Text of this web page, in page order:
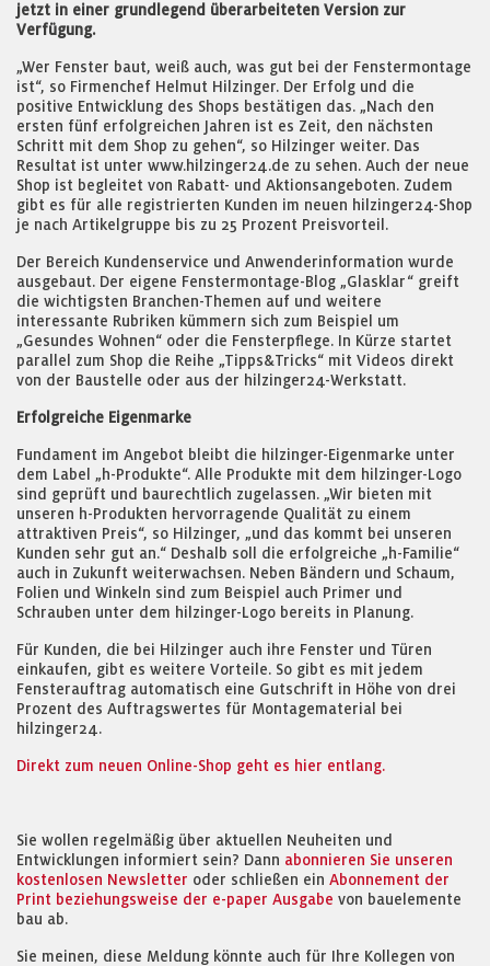
jetzt in einer grundlegend überarbeiteten Version zur
Verfügung.
„Wer Fenster baut, weiß auch, was gut bei der Fenstermontage
ist“, so Firmenchef Helmut Hilzinger. Der Erfolg und die
positive Entwicklung des Shops bestätigen das. „Nach den
ersten fünf erfolgreichen Jahren ist es Zeit, den nächsten
Schritt mit dem Shop zu gehen“, so Hilzinger weiter. Das
Resultat ist unter www.hilzinger24.de zu sehen. Auch der neue
Shop ist begleitet von Rabatt- und Aktionsangeboten. Zudem
gibt es für alle registrierten Kunden im neuen hilzinger24-Shop
je nach Artikelgruppe bis zu 25 Prozent Preisvorteil.
Der Bereich Kundenservice und Anwenderinformation wurde
ausgebaut. Der eigene Fenstermontage-Blog „Glasklar“ greift
die wichtigsten Branchen-Themen auf und weitere
interessante Rubriken kümmern sich zum Beispiel um
„Gesundes Wohnen“ oder die Fensterpflege. In Kürze startet
parallel zum Shop die Reihe „Tipps&Tricks“ mit Videos direkt
von der Baustelle oder aus der hilzinger24-Werkstatt.
Erfolgreiche Eigenmarke
Fundament im Angebot bleibt die hilzinger-Eigenmarke unter
dem Label „h-Produkte“. Alle Produkte mit dem hilzinger-Logo
sind geprüft und baurechtlich zugelassen. „Wir bieten mit
unseren h-Produkten hervorragende Qualität zu einem
attraktiven Preis“, so Hilzinger, „und das kommt bei unseren
Kunden sehr gut an.“ Deshalb soll die erfolgreiche „h-Familie“
auch in Zukunft weiterwachsen. Neben Bändern und Schaum,
Folien und Winkeln sind zum Beispiel auch Primer und
Schrauben unter dem hilzinger-Logo bereits in Planung.
Für Kunden, die bei Hilzinger auch ihre Fenster und Türen
einkaufen, gibt es weitere Vorteile. So gibt es mit jedem
Fensterauftrag automatisch eine Gutschrift in Höhe von drei
Prozent des Auftragswertes für Montagematerial bei
hilzinger24.
Direkt zum neuen Online-Shop geht es hier entlang.
Sie wollen regelmäßig über aktuellen Neuheiten und
Entwicklungen informiert sein? Dann abonnieren Sie unseren
kostenlosen Newsletter oder schließen ein Abonnement der
Print beziehungsweise der e-paper Ausgabe von bauelemente
bau ab.
Sie meinen, diese Meldung könnte auch für Ihre Kollegen von